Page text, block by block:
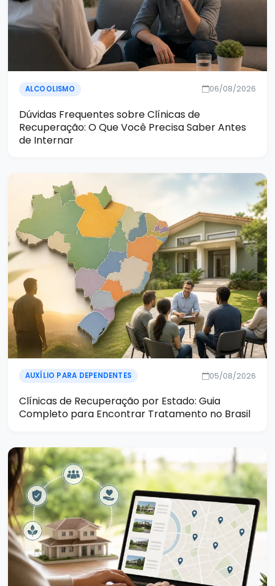
ALCOOLISMO 06/08/2026
Dúvidas Frequentes sobre Clínicas de
Recuperação: O Que Você Precisa Saber Antes
de Internar
AUXÍLIO PARA DEPENDENTES 05/08/2026
Clínicas de Recuperação por Estado: Guia
Completo para Encontrar Tratamento no Brasil